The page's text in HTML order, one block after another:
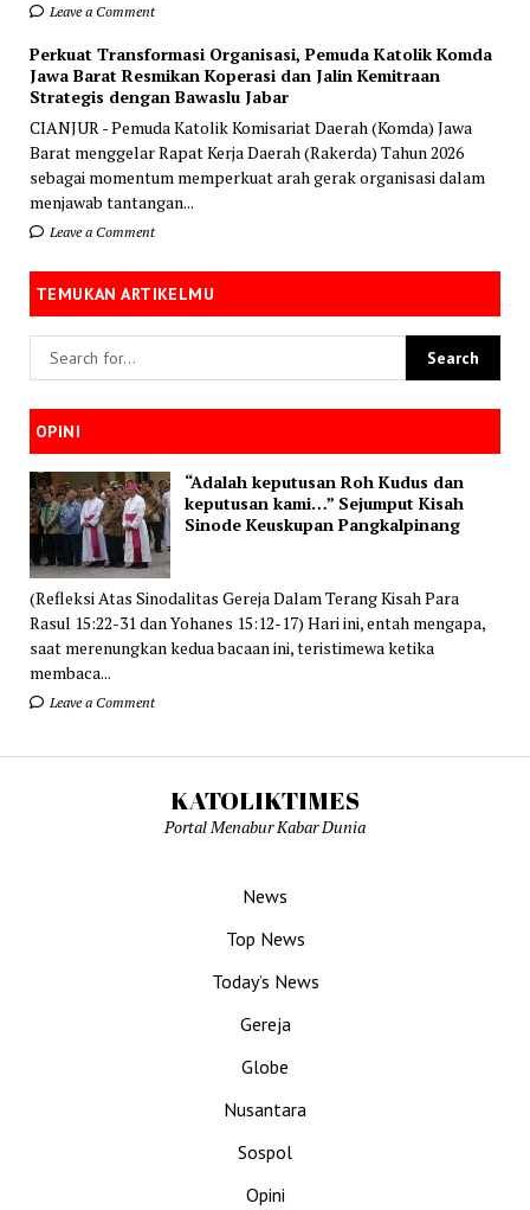
Leave a Comment
Perkuat Transformasi Organisasi, Pemuda Katolik Komda
Jawa Barat Resmikan Koperasi dan Jalin Kemitraan
Strategis dengan Bawaslu Jabar
CIANJUR - Pemuda Katolik Komisariat Daerah (Komda) Jawa
Barat menggelar Rapat Kerja Daerah (Rakerda) Tahun 2026
sebagai momentum memperkuat arah gerak organisasi dalam
menjawab tantangan...
Leave a Comment
TEMUKAN ARTIKELMU
OPINI
“Adalah keputusan Roh Kudus dan
keputusan kami…” Sejumput Kisah
Sinode Keuskupan Pangkalpinang
(Refleksi Atas Sinodalitas Gereja Dalam Terang Kisah Para
Rasul 15:22-31 dan Yohanes 15:12-17) Hari ini, entah mengapa,
saat merenungkan kedua bacaan ini, teristimewa ketika
membaca...
Leave a Comment
KATOLIKTIMES
Portal Menabur Kabar Dunia
News
Top News
Today’s News
Gereja
Globe
Nusantara
Sospol
Opini